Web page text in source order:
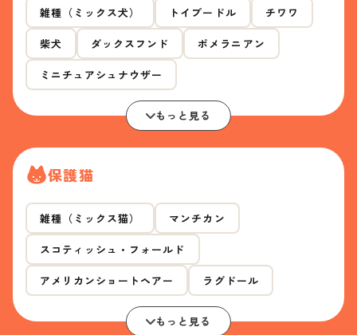
雑種（ミックス犬） トイプードル チワワ
柴犬 ダックスフンド ポメラニアン
ミニチュアシュナウザー
もっと見る
保護猫
雑種（ミックス猫） マンチカン
スコティッシュ・フォールド
アメリカンショートヘアー ラグドール
もっと見る